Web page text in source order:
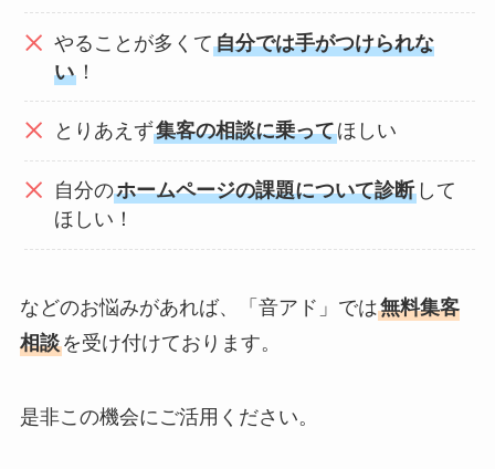
やることが多くて自分では手がつけられな
い ！
とりあえず集客の相談に乗ってほしい
自分のホームページの課題について診断 して
ほしい！
などのお悩みがあれば、「音アド」では無料集客
相談を受け付けております。
是非この機会にご活用ください。